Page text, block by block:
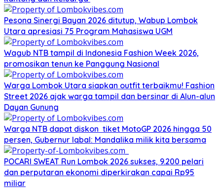
Pesona Sinergi Bayan 2026 ditutup, Wabup Lombok
Utara apresiasi 75 Program Mahasiswa UGM
Wagub NTB tampil di Indonesia Fashion Week 2026,
promosikan tenun ke Panggung Nasional
Warga Lombok Utara siapkan outfit terbaikmu! Fashion
Street 2026 ajak warga tampil dan bersinar di Alun-alun
Dayan Gunung
Warga NTB dapat diskon tiket MotoGP 2026 hingga 50
persen, Gubernur Iqbal: Mandalika milik kita bersama
POCARI SWEAT Run Lombok 2026 sukses, 9.200 pelari
dan perputaran ekonomi diperkirakan capai Rp95
miliar